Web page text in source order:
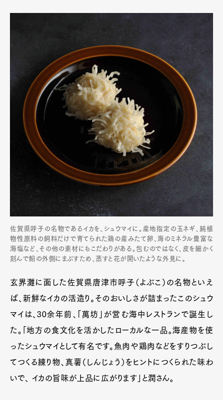
佐賀県呼子の名物であるイカを、シュウマイに。産地指定の玉ネギ、純植
物性原料の飼料だけで育てられた鶏の産みたて卵、海のミネラル豊富な
海塩など、その他の素材にもこだわりがある。包むのではなく、皮を細かく
刻んで餡の外側にまぶすため、蒸すと花が開いたような外見に。
玄界灘に面した佐賀県唐津市呼子（よぶこ）の名物といえ
ば、新鮮なイカの活造り。そのおいしさが詰まったこのシュウ
マイは、30余年前、「萬坊」が営む海中レストランで誕生し
た。「地方の食文化を活かしたローカルな一品。海産物を使
ったシュウマイとして有名です。魚肉や鶏肉などをすりつぶし
てつくる練り物、真薯（しんじょう）をヒントにつくられた味わ
いで、 イカの旨味が上品に広がります」と潤さん。